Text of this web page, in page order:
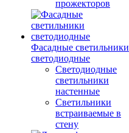
прожекторов
Фасадные светильники
светодиодные
Светодиодные
светильники
настенные
Светильники
встраиваемые в
стену